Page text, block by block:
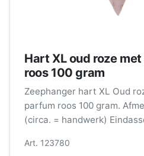
Hart XL oud roze
roos 100 gram
Zeephanger hart XL Oud
parfum roos 100 gram.
(circa. = handwerk) Eindassemblage zeephangers
afstand tot de arbeidsmarkt.
Art. 123780